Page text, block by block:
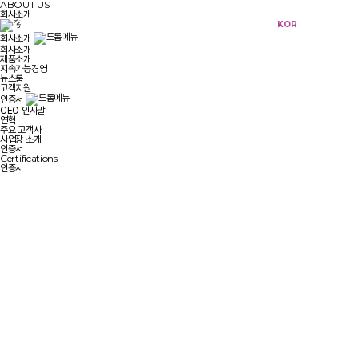
KOR
ABOUT US
회사소개
회사소개
회사소개
제품소개
지속가능경영
뉴스룸
고객지원
인증서
CEO 인사말
연혁
주요 고객사
사업장 소개
인증서
Certifications
인증서